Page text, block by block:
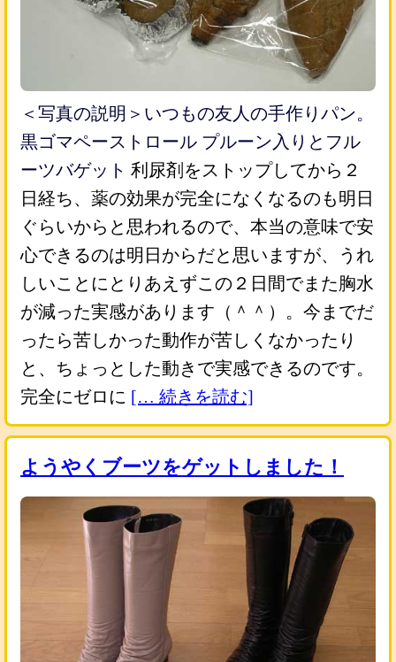
＜写真の説明＞いつもの友人の手作りパン。
黒ゴマペーストロール プルーン入りとフル
ーツバゲット 利尿剤をストップしてから２
日経ち、薬の効果が完全になくなるのも明日
ぐらいからと思われるので、本当の意味で安
心できるのは明日からだと思いますが、うれ
しいことにとりあえずこの２日間でまた胸水
が減った実感があります（＾＾）。今までだ
ったら苦しかった動作が苦しくなかったり
と、ちょっとした動きで実感できるのです。
完全にゼロに [… 続きを読む]
ようやくブーツをゲットしました！